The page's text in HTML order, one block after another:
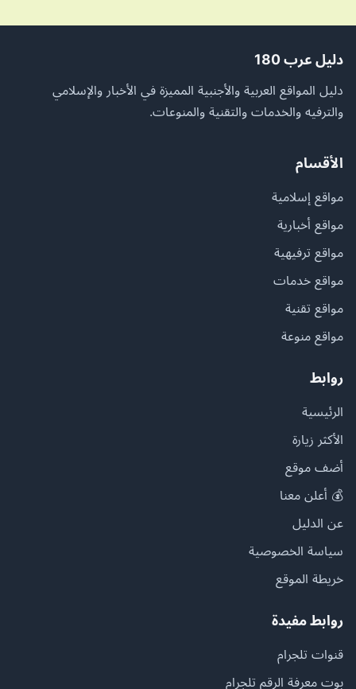
دليل عرب 180
دليل المواقع العربية والأجنبية المميزة في الأخبار والإسلامي
والترفيه والخدمات والتقنية والمنوعات.
الأقسام
مواقع إسلامية
مواقع أخبارية
مواقع ترفيهية
مواقع خدمات
مواقع تقنية
مواقع منوعة
روابط
الرئيسية
الأكثر زيارة
أضف موقع
💰 أعلن معنا
عن الدليل
سياسة الخصوصية
خريطة الموقع
روابط مفيدة
قنوات تلجرام
بوت معرفة الرقم تلجرام